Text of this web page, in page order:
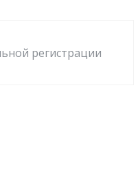
регистрации